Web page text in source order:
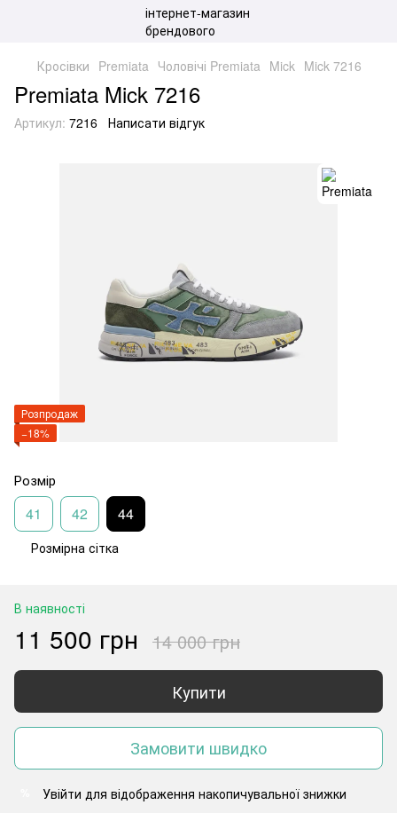
Кросівки Premiata Чоловічі Premiata Mick Mick 7216
Premiata Mick 7216
Артикул: 7216 Написати відгук
Розпродаж
−18%
Розмір
41 42 44
Розмірна сітка
В наявності
11 500 грн 14 000 грн
Купити
Замовити швидко
Увійти для відображення накопичувальної знижки